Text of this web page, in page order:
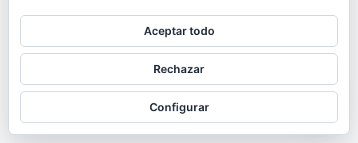
Aceptar todo
Rechazar
Configurar